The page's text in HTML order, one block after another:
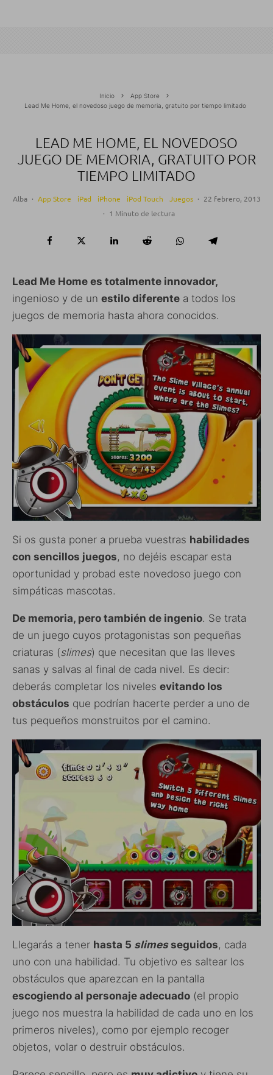
Inicio
App Store
Lead Me Home, el novedoso juego de memoria, gratuito por tiempo limitado
LEAD ME HOME, EL NOVEDOSO
JUEGO DE MEMORIA, GRATUITO POR
TIEMPO LIMITADO
Alba · App Store iPad iPhone iPod Touch Juegos · 22 febrero, 2013
· 1 Minuto de lectura
Lead Me Home es totalmente innovador,
ingenioso y de un estilo diferente a todos los
juegos de memoria hasta ahora conocidos.
Si os gusta poner a prueba vuestras habilidades
con sencillos juegos, no dejéis escapar esta
oportunidad y probad este novedoso juego con
simpáticas mascotas.
De memoria, pero también de ingenio. Se trata
de un juego cuyos protagonistas son pequeñas
criaturas (slimes) que necesitan que las lleves
sanas y salvas al final de cada nivel. Es decir:
deberás completar los niveles evitando los
obstáculos que podrían hacerte perder a uno de
tus pequeños monstruitos por el camino.
Llegarás a tener hasta 5 slimesseguidos, cada
uno con una habilidad. Tu objetivo es saltear los
obstáculos que aparezcan en la pantalla
escogiendo al personaje adecuado (el propio
juego nos muestra la habilidad de cada uno en los
primeros niveles), como por ejemplo recoger
objetos, volar o destruir obstáculos.